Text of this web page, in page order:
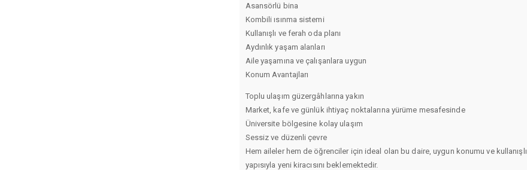
Asansörlü bina
Kombili ısınma sistemi
Kullanışlı ve ferah oda planı
Aydınlık yaşam alanları
Aile yaşamına ve çalışanlara uygun
Konum Avantajları
Toplu ulaşım güzergâhlarına yakın
Market, kafe ve günlük ihtiyaç noktalarına yürüme mesafesinde
Üniversite bölgesine kolay ulaşım
Sessiz ve düzenli çevre
Hem aileler hem de öğrenciler için ideal olan bu daire, uygun konumu ve kullanışlı
yapısıyla yeni kiracısını beklemektedir.